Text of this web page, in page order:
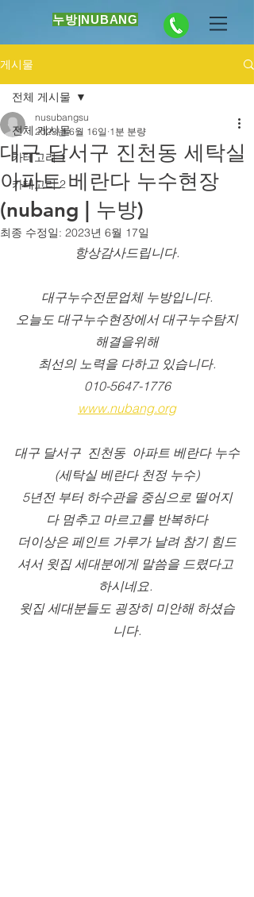
누방|NUBANG
게시물
전체 게시물
카테고리 1
카테고리 2
전체 게시물
대구 달서구 진천동 세탁실
아파트 베란다 누수현장
(nubang | 누방)
nusubangsu
2023년 6월 16일 1분 분량
최종 수정일: 2023년 6월 17일
항상감사드립니다.
대구누수전문업체 누방입니다.
오늘도 대구누수현장에서 대구누수탐지
해결을위해
최선의 노력을 다하고 있습니다.
010-5647-1776
www.nubang.org
대구 달서구  진천동  아파트 베란다 누수
(세탁실 베란다 천정 누수)
5년전 부터 하수관을 중심으로 떨어지
다 멈추고 마르고를 반복하다
더이상은 페인트 가루가 날려 참기 힘드
셔서 윗집 세대분에게 말씀을 드렸다고
하시네요.
윗집 세대분들도 굉장히 미안해 하셨습
니다.